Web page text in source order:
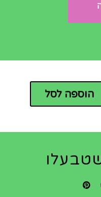
הוספה לסל